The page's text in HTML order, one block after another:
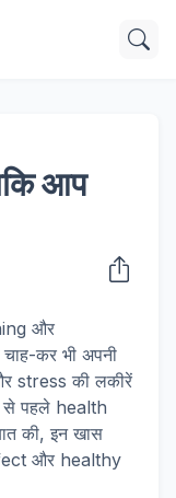
आप
और
कर भी अपनी
stress की लकीरें
से पहले health
की, इन खास
और healthy